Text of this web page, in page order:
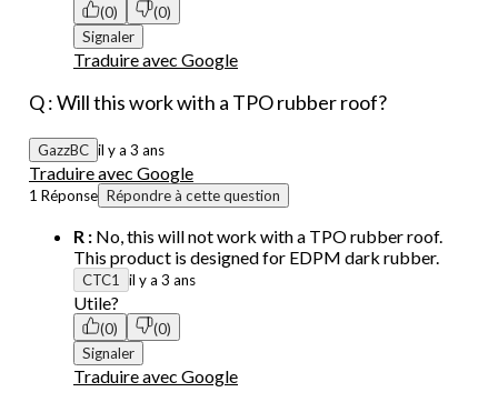
(0)
(0)
Signaler
Traduire avec Google
Q : Will this work with a TPO rubber roof?
GazzBC il y a 3 ans
Traduire avec Google
1 Réponse Répondre à cette question
R : No, this will not work with a TPO rubber roof.
This product is designed for EDPM dark rubber.
CTC1 il y a 3 ans
Utile?
(0)
(0)
Signaler
Traduire avec Google